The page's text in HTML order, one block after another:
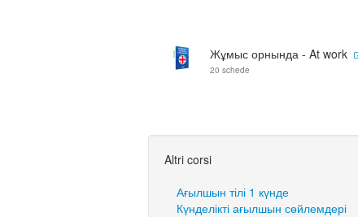
Жұмыс орнында - At work
20 schede
Altri corsi
Ағылшын тілі 1 күнде
Күнделікті ағылшын сөйлемдері